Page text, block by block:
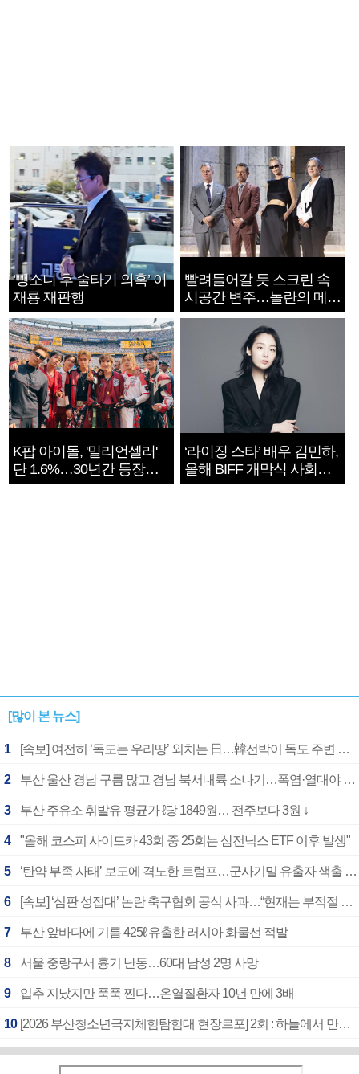
‘뺑소니 후 술타기 의혹’ 이
재룡 재판행
빨려들어갈 듯 스크린 속
시공간 변주…놀란의 메시
지는 ‘전쟁 속죄’
K팝 아이돌, '밀리언셀러'
단 1.6%…30년간 등장
1182개팀 전수조사
‘라이징 스타’ 배우 김민하,
올해 BIFF 개막식 사회자
확정
[많이 본 뉴스]
1 [속보] 여전히 ‘독도는 우리땅’ 외치는 日…韓선박이 독도 주변 해양조사 활동하자 반발
2 부산 울산 경남 구름 많고 경남 북서내륙 소나기…폭염·열대야 계속
3 부산 주유소 휘발유 평균가 ℓ당 1849원… 전주보다 3원 ↓
4 "올해 코스피 사이드카 43회 중 25회는 삼전닉스 ETF 이후 발생"
5 ‘탄약 부족 사태’ 보도에 격노한 트럼프…군사기밀 유출자 색출 지시
6 [속보] ‘심판 성접대’ 논란 축구협회 공식 사과…“현재는 부적절 행위 없어”
7 부산 앞바다에 기름 425ℓ 유출한 러시아 화물선 적발
8 서울 중랑구서 흉기 난동…60대 남성 2명 사망
9 입추 지났지만 푹푹 찐다…온열질환자 10년 만에 3배
10 [2026 부산청소년극지체험탐험대 현장르포] 2회 : 하늘에서 만난 얼음의 나라